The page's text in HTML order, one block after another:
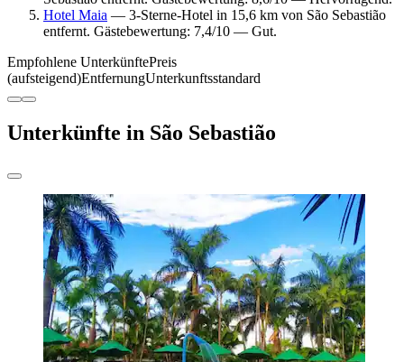
Hotel Maia — 3-Sterne-Hotel in 15,6 km von São Sebastião
entfernt. Gästebewertung: 7,4/10 — Gut.
Empfohlene UnterkünftePreis
(aufsteigend)EntfernungUnterkunftsstandard
Unterkünfte in São Sebastião